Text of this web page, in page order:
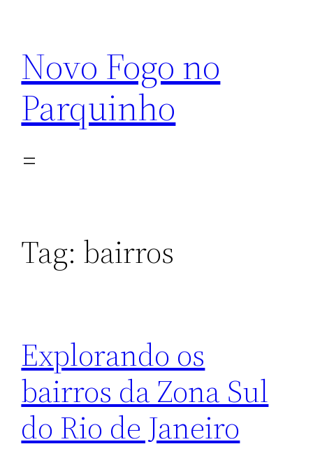
conteúdo
Novo Fogo no
Parquinho
Tag: bairros
Explorando os
bairros da Zona Sul
do Rio de Janeiro